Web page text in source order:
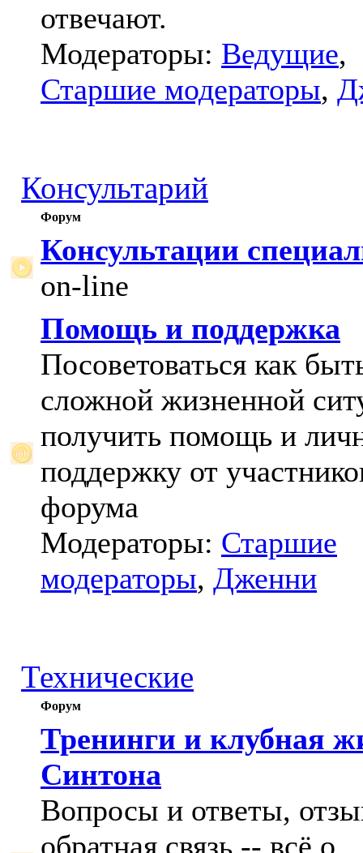
отвечают.
Модераторы: Ведущие,
Старшие модераторы,
Консультарий
Форум
Консультации
on-line
Помощь и поддержка
Посоветоваться как
сложной жизненной
получить помощь и
поддержку от
форума
Модераторы: Старшие
модераторы, Дженни
Технические
Форум
Тренинги и клубная
Синтона
Вопросы и ответы,
обратная связь -- всё о